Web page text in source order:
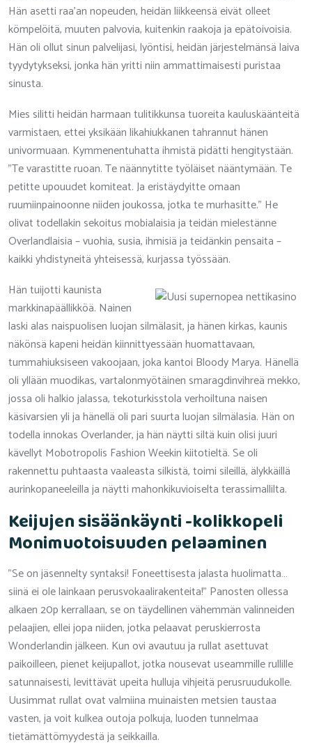
Hän asetti raa'an nopeuden, heidän liikkeensä eivät olleet
kömpelöitä, muuten palvovia, kuitenkin raakoja ja epätoivoisia.
Hän oli ollut sinun palvelijasi, lyöntisi, heidän järjestelmänsä laiva
tyydytykseksi, jonka hän yritti niin ammattimaisesti puristaa
sinusta.
Mies silitti heidän harmaan tulitikkunsa tuoreita kauluskäänteitä
varmistaen, ettei yksikään likahiukkanen tahrannut hänen
univormuaan. Kymmenentuhatta ihmistä pidätti hengitystään.
"Te varastitte ruoan. Te näännytitte työläiset nääntymään. Te
petitte upouudet komiteat. Ja eristäydyitte omaan
ruumiinpainoonne niiden joukossa, jotka te murhasitte." He
olivat todellakin sekoitus mobialaisia ​​ja teidän mielestänne
Overlandlaisia ​​– vuohia, susia, ihmisiä ja teidänkin pensaita –
kaikki yhdistyneitä yhteisessä, kurjassa työssään.
Hän tuijotti kaunista
markkinapäällikköä. Nainen
laski alas naispuolisen luojan silmälasit, ja hänen kirkas, kaunis
näkönsä kapeni heidän kiinnittyessään huomattavaan,
tummahiuksiseen vakoojaan, joka kantoi Bloody Marya. Hänellä
oli yllään muodikas, vartalonmyötäinen smaragdinvihreä mekko,
jossa oli halkio jalassa, tekoturkisstola verhoiltuna naisen
käsivarsien yli ja hänellä oli pari suurta luojan silmälasia. Hän on
todella innokas Overlander, ja hän näytti siltä kuin olisi juuri
kävellyt Mobotropolis Fashion Weekin kiitotieltä. Se oli
rakennettu puhtaasta vaaleasta silkistä, toimi sileillä, älykkäillä
aurinkopaneeleilla ja näytti mahonkikuvioiselta terassimallilta.
Keijujen sisäänkäynti -kolikkopeli
Monimuotoisuuden pelaaminen
"Se on jäsennelty syntaksi! Foneettisesta jalasta huolimatta…
siinä ei ole lainkaan perusvokaalirakenteita!" Panosten ollessa
alkaen 20p kerrallaan, se on täydellinen vähemmän valinneiden
pelaajien, ellei jopa niiden, jotka pelaavat peruskierrosta
Wonderlandin jälkeen. Kun ovi avautuu ja rullat asettuvat
paikoilleen, pienet keijupallot, jotka nousevat useammille rullille
satunnaisesti, levittävät upeita hulluja vihjeitä perusruudukolle.
Uusimmat rullat ovat valmiina muinaisten metsien taustaa
vasten, ja voit kulkea outoja polkuja, luoden tunnelmaa
tietämättömyydestä ja seikkailla.